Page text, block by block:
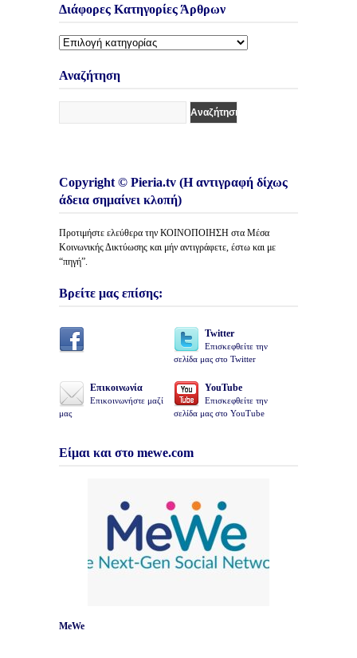
Διάφορες Κατηγορίες Άρθρων
Διάφορες
Άρθρων
Αναζήτηση
Copyright © Pieria.tv (Η αντιγραφή δίχως
άδεια σημαίνει κλοπή)
Προτιμήστε ελεύθερα την ΚΟΙΝΟΠΟΙΗΣΗ στα Μέσα
Κοινωνικής Δικτύωσης και μήν αντιγράφετε, έστω και με
“πηγή”.
Βρείτε μας επίσης:
Twitter
Επισκεφθείτε την
σελίδα μας στο Twitter
Επικοινωνία
Επικοινωνήστε μαζί
μας
YouTube
Επισκεφθείτε την
σελίδα μας στο YouTube
Είμαι και στο mewe.com
MeWe